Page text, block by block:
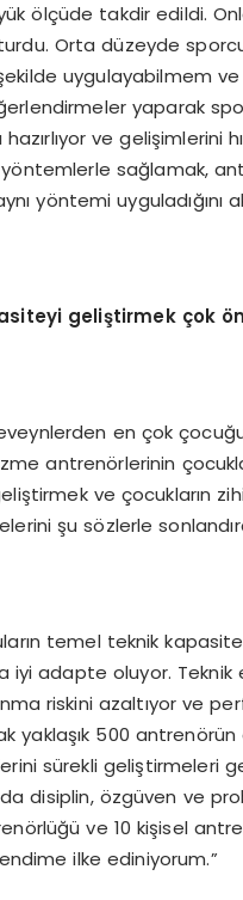
ölçüde takdir edildi.
Orta düzeyde
uygulayabilmem
yaparak
ve gelişimlerini
sağlamak,
yöntemi uyguladığını
geliştirmek çok
en çok
antrenörlerinin
ve çocukların
şu sözlerle
temel teknik
adapte oluyor. Teknik
riskini azaltıyor ve
yaklaşık 500
sürekli geliştirmeleri
disiplin, özgüven ve
ve 10 kişisel
ilke ediniyorum.”